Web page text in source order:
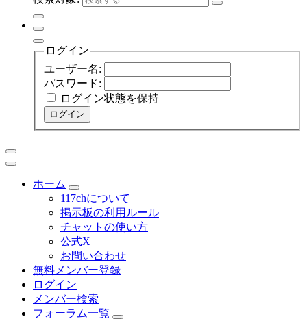
ログイン
ユーザー名:
パスワード:
ログイン状態を保持
ログイン
ホーム
117chについて
掲示板の利用ルール
チャットの使い方
公式X
お問い合わせ
無料メンバー登録
ログイン
メンバー検索
フォーラム一覧